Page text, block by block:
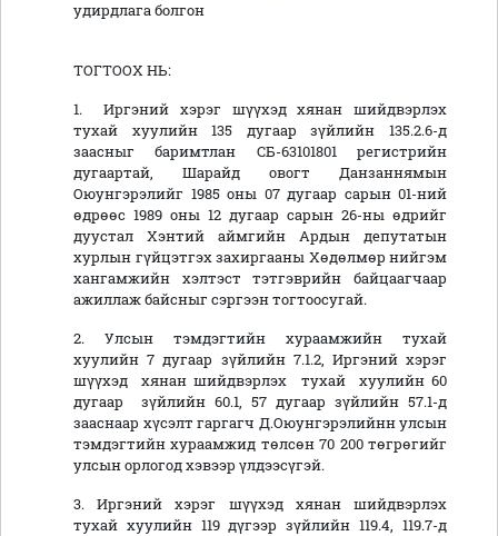
удирдлага болгон
ТОГТООХ НЬ:
1. Иргэний хэрэг шүүхэд хянан шийдвэрлэх
тухай хуулийн 135 дугаар зүйлийн 135.2.6-д
заасныг баримтлан СБ-63101801 регистрийн
дугаартай, Шарайд овогт Данзаннямын
Оюунгэрэлийг 1985 оны 07 дугаар сарын 01-ний
өдрөөс 1989 оны 12 дугаар сарын 26-ны өдрийг
дуустал Хэнтий аймгийн Ардын депутатын
хурлын гүйцэтгэх захиргааны Хөдөлмөр нийгэм
хангамжийн хэлтэст тэтгэврийн байцаагчаар
ажиллаж байсныг сэргээн тогтоосугай.
2. Улсын тэмдэгтийн хураамжийн тухай
хуулийн 7 дугаар зүйлийн 7.1.2, Иргэний хэрэг
шүүхэд хянан шийдвэрлэх тухай хуулийн 60
дугаар зүйлийн 60.1, 57 дугаар зүйлийн 57.1-д
зааснаар хүсэлт гаргагч Д.Оюунгэрэлийнн улсын
тэмдэгтийн хураамжид төлсөн 70 200 төгрөгийг
улсын орлогод хэвээр үлдээсүгэй.
3. Иргэний хэрэг шүүхэд хянан шийдвэрлэх
тухай хуулийн 119 дүгээр зүйлийн 119.4, 119.7-д